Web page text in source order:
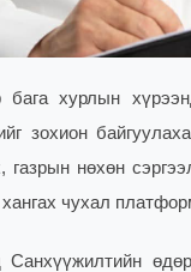
хурлын
зохион
нөхөн
чухал
Санхүүжилтийн